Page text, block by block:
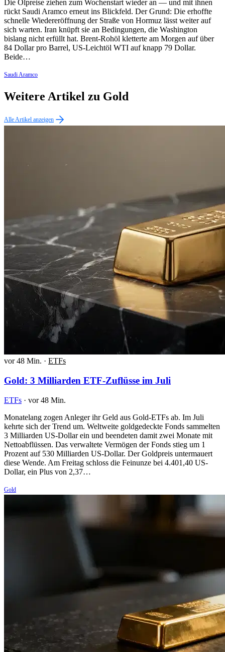
Die Ölpreise ziehen zum Wochenstart wieder an — und mit ihnen
rückt Saudi Aramco erneut ins Blickfeld. Der Grund: Die erhoffte
schnelle Wiedereröffnung der Straße von Hormuz lässt weiter auf
sich warten. Iran knüpft sie an Bedingungen, die Washington
bislang nicht erfüllt hat. Brent-Rohöl kletterte am Morgen auf über
84 Dollar pro Barrel, US-Leichtöl WTI auf knapp 79 Dollar.
Beide…
Saudi Aramco
Weitere Artikel zu Gold
Alle Artikel anzeigen
vor 48 Min. · ETFs
Gold: 3 Milliarden ETF-Zuflüsse im Juli
ETFs · vor 48 Min.
Monatelang zogen Anleger ihr Geld aus Gold-ETFs ab. Im Juli
kehrte sich der Trend um. Weltweite goldgedeckte Fonds sammelten
3 Milliarden US-Dollar ein und beendeten damit zwei Monate mit
Nettoabflüssen. Das verwaltete Vermögen der Fonds stieg um 1
Prozent auf 530 Milliarden US-Dollar. Der Goldpreis untermauert
diese Wende. Am Freitag schloss die Feinunze bei 4.401,40 US-
Dollar, ein Plus von 2,37…
Gold